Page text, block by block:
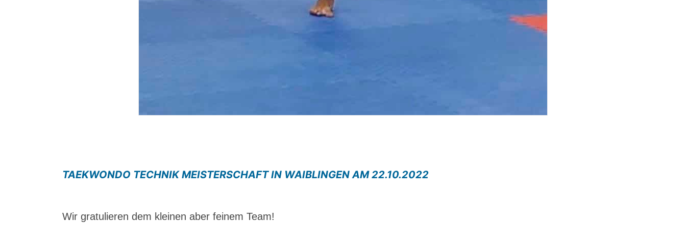
TAEKWONDO TECHNIK MEISTERSCHAFT IN WAIBLINGEN AM 22.10.2022
Wir gratulieren dem kleinen aber feinem Team!